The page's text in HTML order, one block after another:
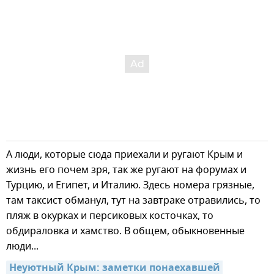
А люди, которые сюда приехали и ругают Крым и
жизнь его почем зря, так же ругают на форумах и
Турцию, и Египет, и Италию. Здесь номера грязные,
там таксист обманул, тут на завтраке отравились, то
пляж в окурках и персиковых косточках, то
обдираловка и хамство. В общем, обыкновенные
люди...
Неуютный Крым: заметки понаехавшей